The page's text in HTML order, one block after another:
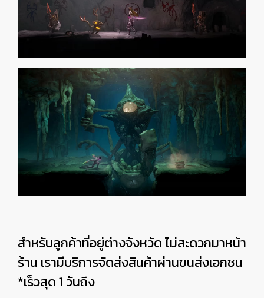
สำหรับลูกค้าที่อยู่ต่างจังหวัด ไม่สะดวกมาหน้า
ร้าน เรามีบริการจัดส่งสินค้าผ่านขนส่งเอกชน
*เร็วสุด 1 วันถึง